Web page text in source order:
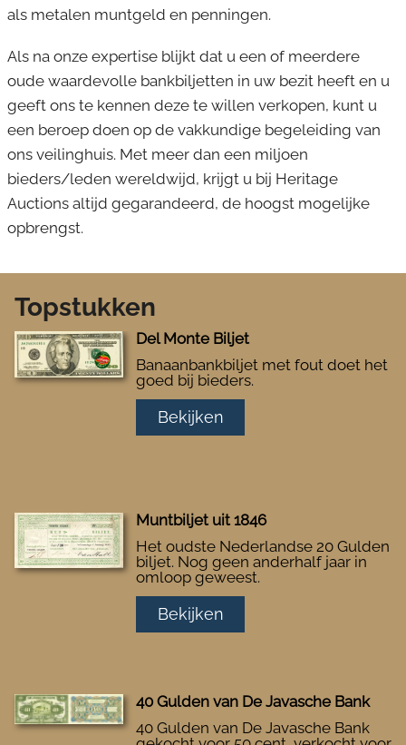
als metalen muntgeld en penningen.
Als na onze expertise blijkt dat u een of meerdere
oude waardevolle bankbiljetten in uw bezit heeft en u
geeft ons te kennen deze te willen verkopen, kunt u
een beroep doen op de vakkundige begeleiding van
ons veilinghuis. Met meer dan een miljoen
bieders/leden wereldwijd, krijgt u bij Heritage
Auctions altijd gegarandeerd, de hoogst mogelijke
opbrengst.
Topstukken
Del Monte Biljet
Banaanbankbiljet met fout doet het
goed bij bieders.
Bekijken
Muntbiljet uit 1846
Het oudste Nederlandse 20 Gulden
biljet. Nog geen anderhalf jaar in
omloop geweest.
Bekijken
40 Gulden van De Javasche Bank
40 Gulden van De Javasche Bank